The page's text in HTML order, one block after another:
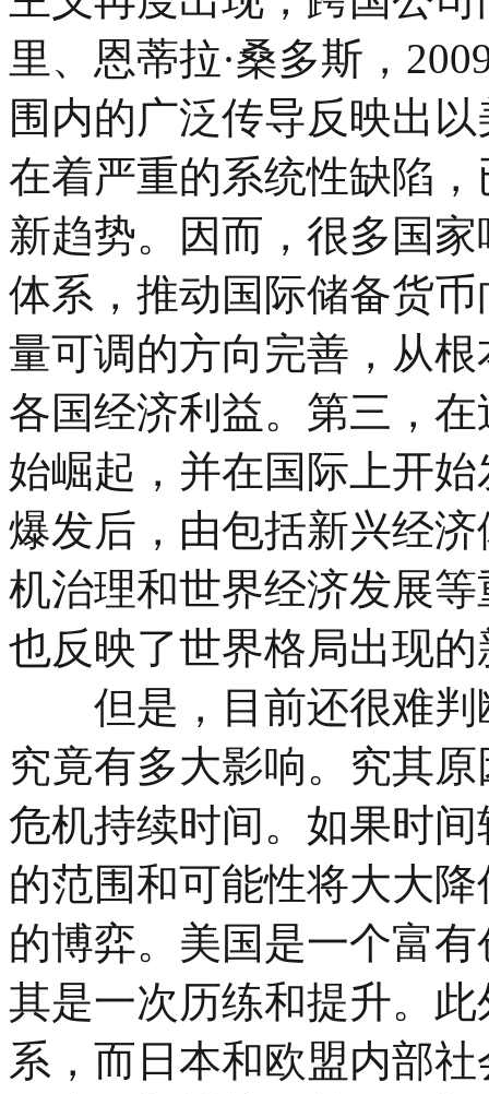
里、恩蒂拉·桑多斯，
围内的广泛传导反映出
在着严重的系统性缺陷
新趋势。因而，很多国
体系，推动国际储备货
量可调的方向完善，从
各国经济利益。第三，
始崛起，并在国际上开
爆发后，由包括新兴经
机治理和世界经济发展
也反映了世界格局出现
但是，目前还很难判
究竟有多大影响。究其
危机持续时间。如果时
的范围和可能性将大大
的博弈。美国是一个富
其是一次历练和提升。
系，而日本和欧盟内部